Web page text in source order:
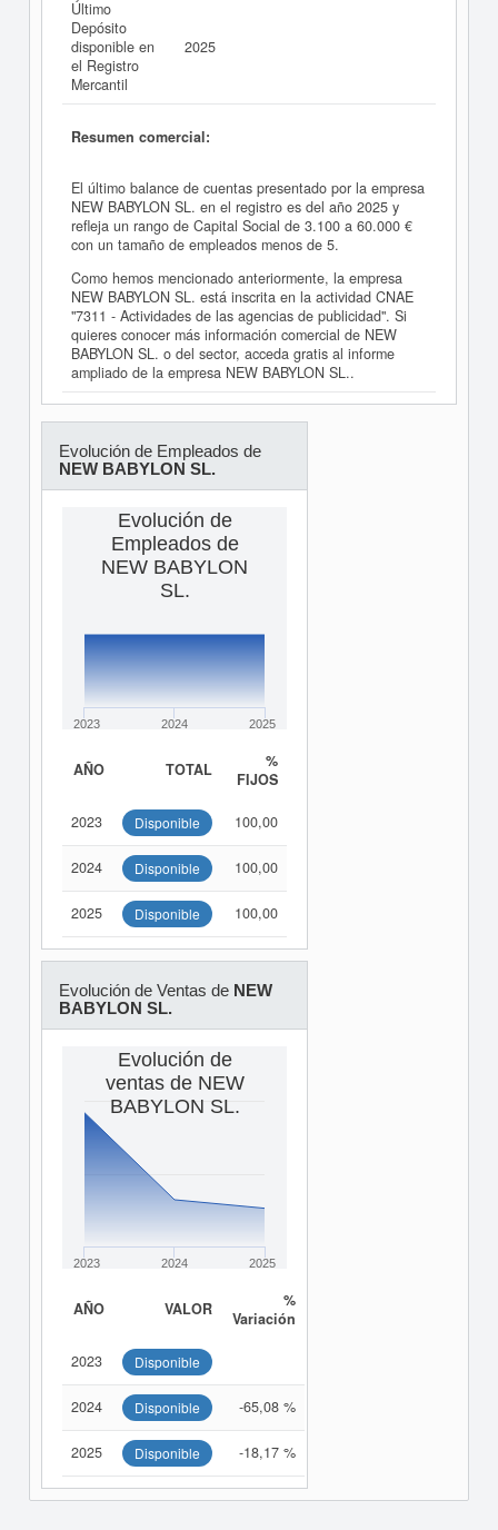
Último
Depósito
disponible en
el Registro
Mercantil
2025
Resumen comercial:
El último balance de cuentas presentado por la empresa
NEW BABYLON SL. en el registro es del año 2025 y
refleja un rango de Capital Social de 3.100 a 60.000 €
con un tamaño de empleados menos de 5.
Como hemos mencionado anteriormente, la empresa
NEW BABYLON SL. está inscrita en la actividad CNAE
"7311 - Actividades de las agencias de publicidad". Si
quieres conocer más información comercial de NEW
BABYLON SL. o del sector, acceda gratis al informe
ampliado de la empresa NEW BABYLON SL..
Evolución de Empleados de
NEW BABYLON SL.
Evolución de
Empleados de
NEW BABYLON
SL.
2023 2024 2025
AÑO TOTAL
%
FIJOS
2023 Disponible 100,00
2024 Disponible 100,00
2025 Disponible 100,00
Evolución de Ventas de NEW
BABYLON SL.
Evolución de
ventas de NEW
BABYLON SL.
2023 2024 2025
AÑO VALOR
%
Variación
2023 Disponible
2024 Disponible -65,08 %
2025 Disponible -18,17 %